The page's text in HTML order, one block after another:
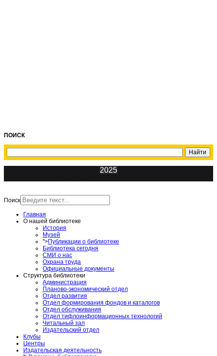
ПОИСК
2025
Поиск
Главная
О нашей библиотеке
История
Музей
">Публикации о библиотеке
Библиотека сегодня
СМИ о нас
Охрана труда
Официальные документы
Структура библиотеки
Администрация
Планово-экономический отдел
Отдел развития
Отдел формирования фондов и каталогов
Отдел обслуживания
Отдел тифлоинформационных технологий
Читальный зал
Издательский отдел
Клубы
Центры
Издательская деятельность